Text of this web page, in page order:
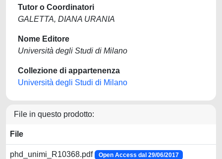
Tutor o Coordinatori
GALETTA, DIANA URANIA
Nome Editore
Università degli Studi di Milano
Collezione di appartenenza
Università degli Studi di Milano
File in questo prodotto:
File
phd_unimi_R10368.pdf Open Access dal 29/06/2017